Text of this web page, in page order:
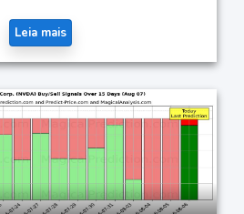
Leia mais